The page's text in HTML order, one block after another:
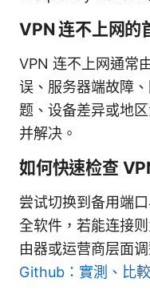
VPN 连不上网的
VPN 连不上网通常
误、服务器端故障
题、设备差异或地
并解决。
如何快速检查
尝试切换到备用端
全软件，若能连接
由器或运营商层面调
Github：實測、比